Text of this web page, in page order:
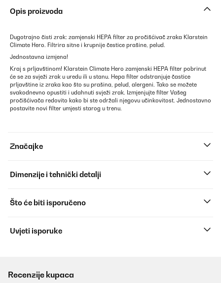
Opis proizvoda
Dugotrajno čisti zrak: zamjenski HEPA filter za pročišćivač zraka Klarstein
Climate Hero. Filtrira sitne i krupnije čestice prašine, pelud.
Jednostavna izmjena!
Kraj s prljavštinom! Klarstein Climate Hero zamjenski HEPA filter pobrinut
će se za svježi zrak u uredu ili u stanu. Hepa filter odstranjuje častice
prljavštine iz zraka kao što su prašina, pelud, alergeni. Tako se možete
svakodnevno opustiti i udahnuti svježi zrak. Izmjenjujte filter Vašeg
pročišćivača redovito kako bi ste održali njegovu učinkovitost. Jednostavno
postavite novi filter umjesti starog u trenu.
Značajke
Dimenzije i tehnički detalji
Što će biti isporučeno
Uvjeti isporuke
Recenzije kupaca